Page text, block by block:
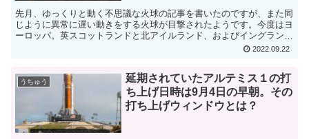
先月、ゆっくりと動く不思議な火球の記事を書いたのですが、また同
じように異常に遅い動きをする火球が目撃されたようです。今度はヨ
ーロッパ。英スコットランドと北アイルランド、およびイングランド
北部での目撃情報です。通常の火球や流れ星であれば、数秒...2022.09.22
うちゅう
延期されていたアルテミス１の打
ち上げ日時は9月4日の早朝。その
打ち上げウィンドウとは？